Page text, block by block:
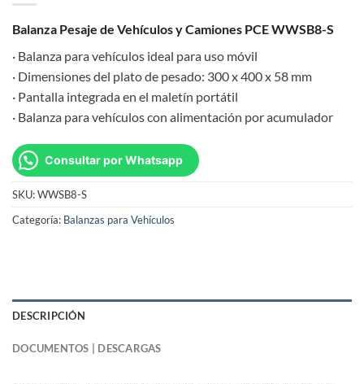
Balanza Pesaje de Vehículos y Camiones PCE WWSB8-S
· Balanza para vehículos ideal para uso móvil
· Dimensiones del plato de pesado: 300 x 400 x 58 mm
· Pantalla integrada en el maletín portátil
· Balanza para vehículos con alimentación por acumulador
Consultar por Whatsapp
SKU:WWSB8-S
Categoría: Balanzas para Vehículos
DESCRIPCIÓN
DOCUMENTOS | DESCARGAS